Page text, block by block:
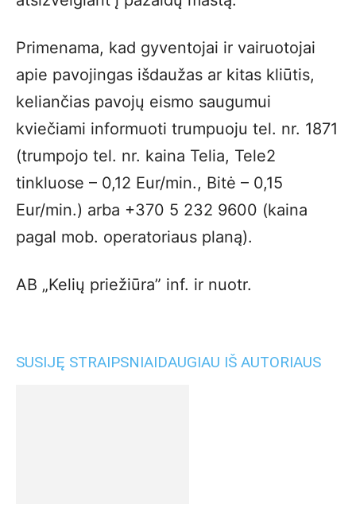
Primenama, kad gyventojai ir vairuotojai
apie pavojingas išdaužas ar kitas kliūtis,
keliančias pavojų eismo saugumui
kviečiami informuoti trumpuoju tel. nr. 1871
(trumpojo tel. nr. kaina Telia, Tele2
tinkluose – 0,12 Eur/min., Bitė – 0,15
Eur/min.) arba +370 5 232 9600 (kaina
pagal mob. operatoriaus planą).
AB „Kelių priežiūra” inf. ir nuotr.
SUSIJĘ STRAIPSNIAIDAUGIAU IŠ AUTORIAUS